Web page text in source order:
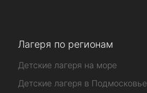
Лагеря по регионам
Детские лагеря на море
Детские лагеря в Подмосковье